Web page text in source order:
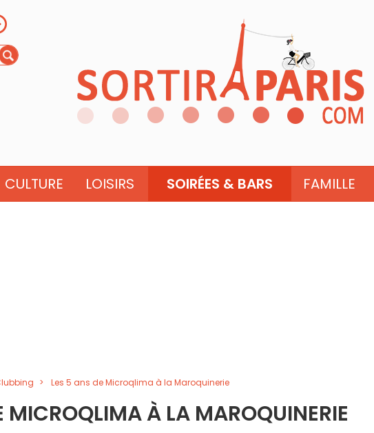
CULTURE LOISIRS SOIRÉES & BARS FAMILLE
Les 5 ans de Microqlima à la Maroquinerie
MICROQLIMA À LA MAROQUINERIE